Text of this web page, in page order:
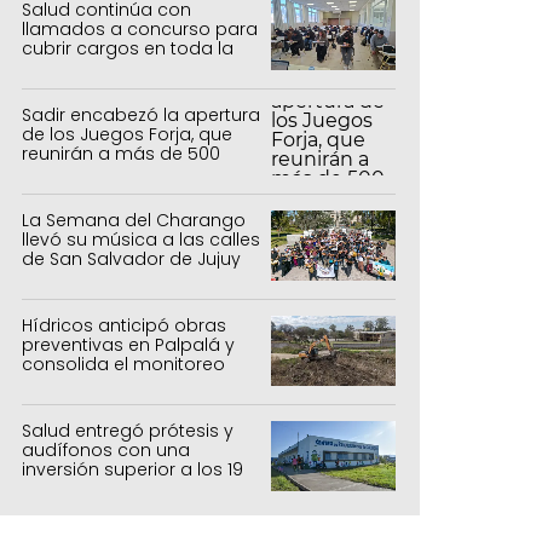
Salud continúa con
llamados a concurso para
cubrir cargos en toda la
Sadir encabezó la apertura
de los Juegos Forja, que
reunirán a más de 500
La Semana del Charango
llevó su música a las calles
de San Salvador de Jujuy
Hídricos anticipó obras
preventivas en Palpalá y
consolida el monitoreo
Salud entregó prótesis y
audífonos con una
inversión superior a los 19
millones de pesos